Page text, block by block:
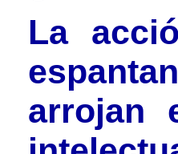
La
arrojan